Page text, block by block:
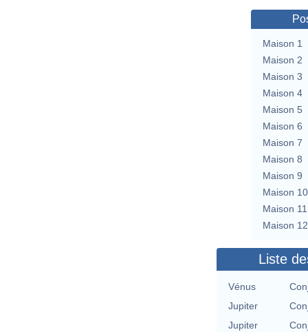
Maison 1
Maison 2
Maison 3
Maison 4
Maison 5
Maison 6
Maison 7
Maison 8
Maison 9
Maison 10
Maison 11
Maison 12
Liste
Vénus
Jupiter
Jupiter